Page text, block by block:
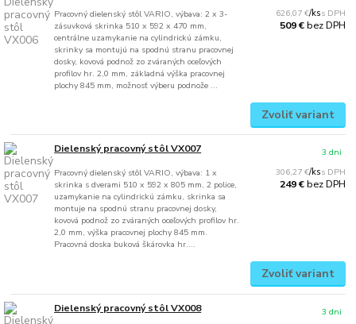
Pracovný dielenský stôl VARIO, výbava: 2 x 3-
zásuvková skrinka 510 x 592 x 470 mm,
centrálne uzamykanie na cylindrickú zámku,
skrinky sa montujú na spodnú stranu pracovnej
dosky, kovová podnož zo zváraných oceľových
profilov hr. 2,0 mm, základná výška pracovnej
plochy 845 mm, možnosť výberu podnože ...
626,07 €/ks
509 €bez DPH
Zvoliť variant
Dielenský pracovný stôl VX007
Pracovný dielenský stôl VARIO, výbava: 1 x
skrinka s dverami 510 x 592 x 805 mm, 2 police,
uzamykanie na cylindrickú zámku, skrinka sa
montuje na spodnú stranu pracovnej dosky,
kovová podnož zo zváraných oceľových profilov hr.
2,0 mm, výška pracovnej plochy 845 mm.
Pracovná doska buková škárovka hr....
306,27 €/ks
249 €bez DPH
3 dni
Zvoliť variant
Dielenský pracovný stôl VX008 3 dni